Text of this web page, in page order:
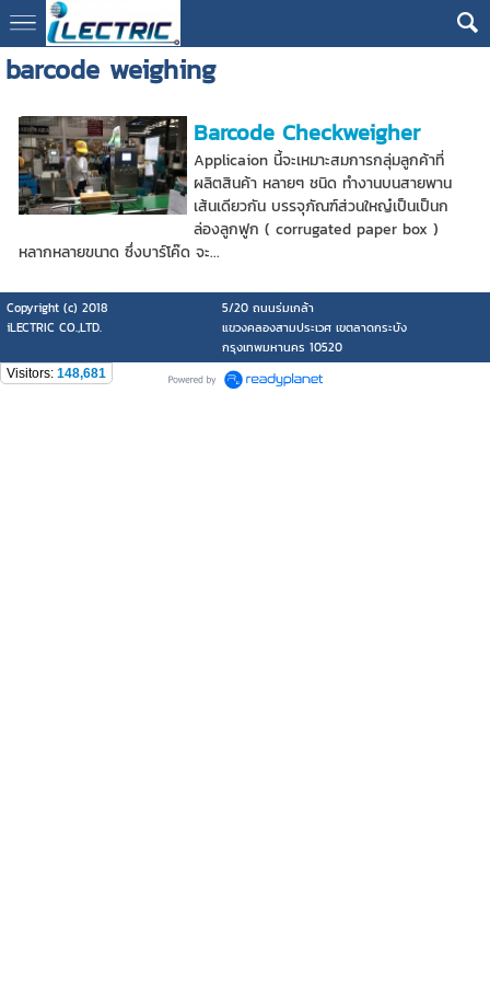
barcode weighing
Barcode Checkweigher
Applicaion นี้จะเหมาะสมการกลุ่มลูกค้าที่
ผลิตสินค้า หลายๆ ชนิด ทำงานบนสายพาน
เส้นเดียวกัน บรรจุภัณฑ์ส่วนใหญ๋เป็นเป็นก
ล่องลูกฟูก ( corrugated paper box )
หลากหลายขนาด ซึ่งบาร์โค๊ด จะ...
Copyright (c) 2018
5/20 ถนนร่มเกล้า
iLECTRIC CO.,LTD.
แขวงคลองสามประเวศ เขตลาดกระบัง
กรุงเทพมหานคร 10520
Visitors: 148,681